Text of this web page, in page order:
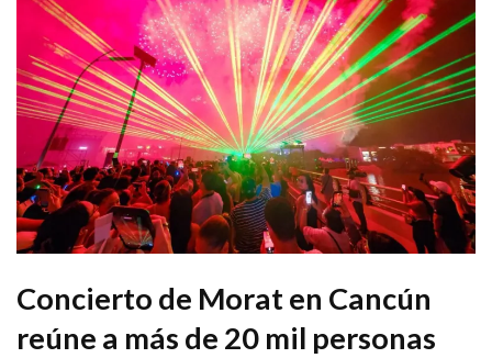
Concierto de Morat en Cancún
reúne a más de 20 mil personas